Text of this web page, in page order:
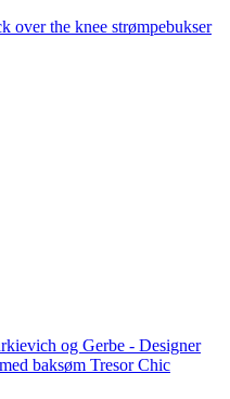
over the knee strømpebukser
og Gerbe - Designer
baksøm Tresor Chic